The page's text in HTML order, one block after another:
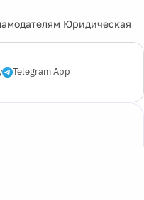
Юридическая
Telegram App